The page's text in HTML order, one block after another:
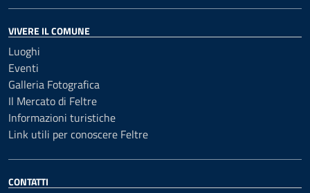
VIVERE IL COMUNE
Luoghi
Eventi
Galleria Fotografica
Il Mercato di Feltre
Informazioni turistiche
Link utili per conoscere Feltre
CONTATTI